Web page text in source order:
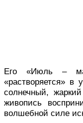
Его «Июль –
«растворяется» в
солнечный,
живопись
волшебной силе